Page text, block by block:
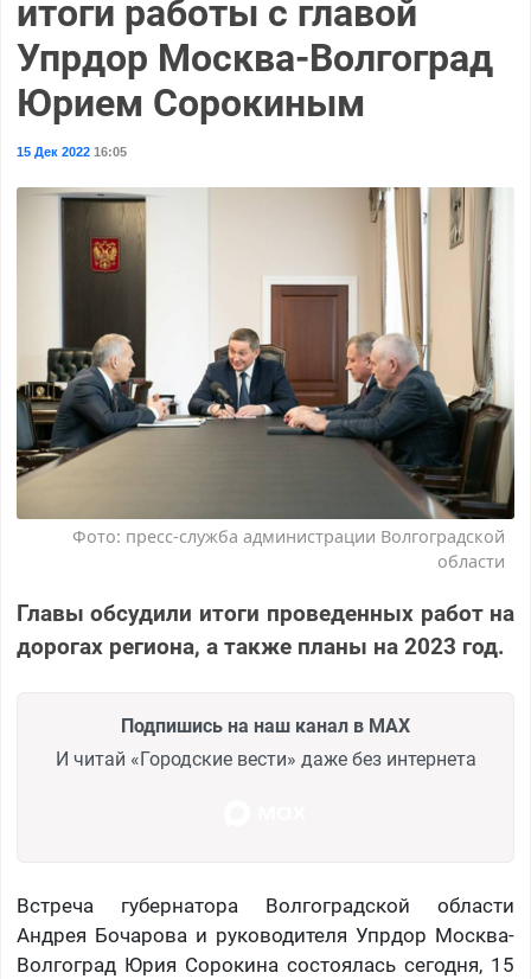
итоги работы с главой
Упрдор Москва-Волгоград
Юрием Сорокиным
15 Дек 202216:05
Фото: пресс-служба администрации Волгоградской
области
Главы обсудили итоги проведенных работ на
дорогах региона, а также планы на 2023 год.
Подпишись на наш канал в MAX
И читай «Городские вести» даже без интернета
Встреча губернатора Волгоградской области
Андрея Бочарова и руководителя Упрдор Москва-
Волгоград Юрия Сорокина состоялась сегодня, 15